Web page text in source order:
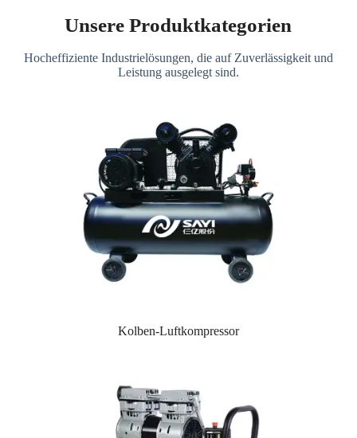
Unsere Produktkategorien
Hocheffiziente Industrielösungen, die auf Zuverlässigkeit und
Leistung ausgelegt sind.
Kolben-Luftkompressor